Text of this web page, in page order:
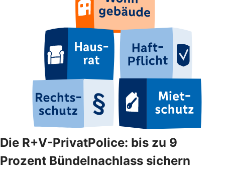
Die R+V-PrivatPolice: bis zu 9
Prozent Bündelnachlass sichern